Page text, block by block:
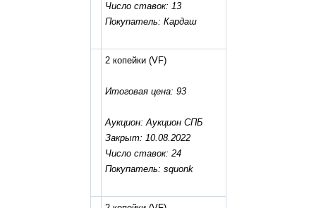
Число ставок: 13
Покупатель: Кардаш
2 копейки(VF)
Итоговая цена: 93
Аукцион: Аукцион СПБ
Закрыт: 10.08.2022
Число ставок: 24
Покупатель: squonk